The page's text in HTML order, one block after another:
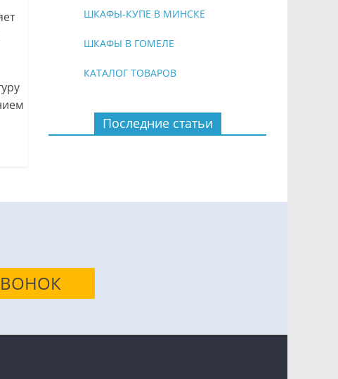
ШКАФЫ-КУПЕ В МИНСКЕ
ШКАФЫ В ГОМЕЛЕ
КАТАЛОГ ТОВАРОВ
Последние статьи